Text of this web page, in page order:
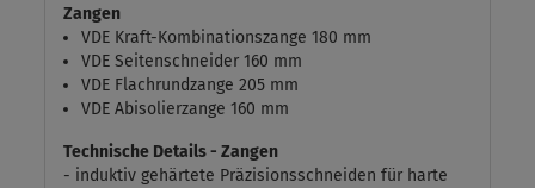
Zangen
VDE Kraft-Kombinationszange 180 mm
VDE Seitenschneider 160 mm
VDE Flachrundzange 205 mm
VDE Abisolierzange 160 mm
Technische Details - Zangen
- induktiv gehärtete Präzisionsschneiden für harte